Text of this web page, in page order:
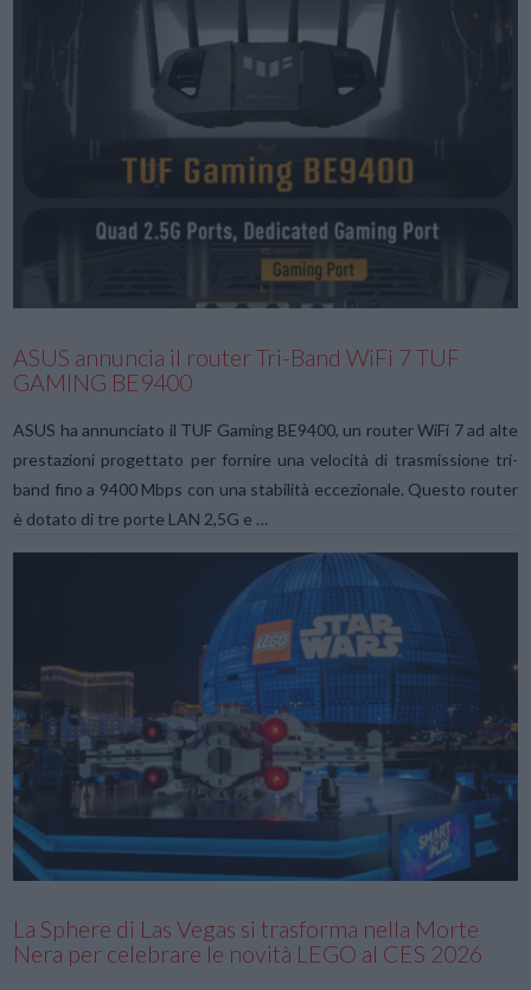
VIEW POST
VIEW POST
ASUS annuncia il router Tri-Band WiFi 7 TUF
GAMING BE9400
ASUS ha annunciato il TUF Gaming BE9400, un router WiFi 7 ad alte
prestazioni progettato per fornire una velocità di trasmissione tri-
band fino a 9400 Mbps con una stabilità eccezionale. Questo router
è dotato di tre porte LAN 2,5G e …
La Sphere di Las Vegas si trasforma nella Morte
Nera per celebrare le novità LEGO al CES 2026